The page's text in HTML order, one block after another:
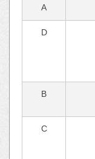
A
D
B
C